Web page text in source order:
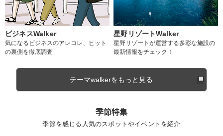
ビジネスWalker
気になるビジネスのアレコレ、ヒット
の裏側を徹底調査
星野リゾートWalker
星野リゾートが運営する多彩な施設の
最新情報をチェック！
テーマwalkerをもっと見る
季節特集
季節を感じる人気のスポットやイベントを紹介